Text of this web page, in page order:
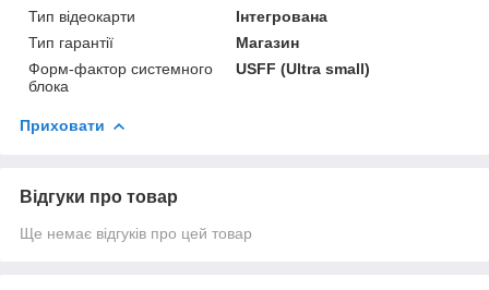
Тип відеокарти
Інтегрована
Тип гарантії
Магазин
Форм-фактор системного
блока
USFF (Ultra small)
Приховати
Відгуки про товар
Ще немає відгуків про цей товар